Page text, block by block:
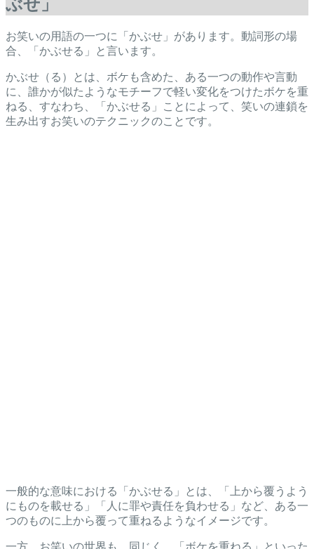
ぶせ」
お笑いの用語の一つに「かぶせ」があります。動詞形の場
合、「かぶせる」と言います。
かぶせ（る）とは、ボケも含めた、ある一つの動作や言動
に、誰かが似たようなモチーフで軽い変化をつけたボケを重
ねる、すなわち、「かぶせる」ことによって、笑いの連鎖を
生み出すお笑いのテクニックのことです。
一般的な意味における「かぶせる」とは、「上から覆うよう
にものを載せる」「人に罪や責任を負わせる」など、ある一
つのものに上から覆って重ねるようなイメージです。
一方、お笑いの世界も、同じく、「ボケを重ねる」といった